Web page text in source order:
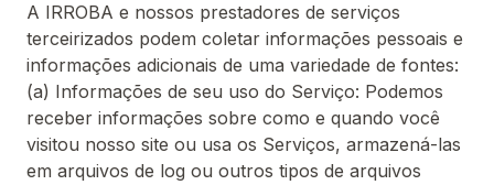
A IRROBA e nossos prestadores de serviços
terceirizados podem coletar informações pessoais e
informações adicionais de uma variedade de fontes:
(a) Informações de seu uso do Serviço: Podemos
receber informações sobre como e quando você
visitou nosso site ou usa os Serviços, armazená-las
em arquivos de log ou outros tipos de arquivos